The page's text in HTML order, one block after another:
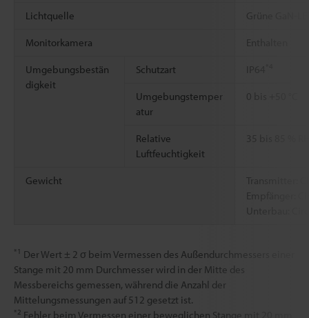
Lichtquelle Grüne GaN-
Monitorkamera Enthalten
Umgebungsbestän
digkeit
Schutzart IP64
Umgebungstemper
atur
0 bis +50 °C
Relative
Luftfeuchtigkeit
35 bis 85 %
Gewicht
Transmitter:
Empfänger:
Unterbau:
*1 Der Wert ± 2 σ beim Vermessen des Außendurchmessers einer
Stange mit 20 mm Durchmesser wird in der Mitte des
Messbereichs gemessen, während die Anzahl der
Mittelungsmessungen auf 512 gesetzt ist.
*2 Fehler beim Vermessen einer beweglichen Stange mit 20 mm